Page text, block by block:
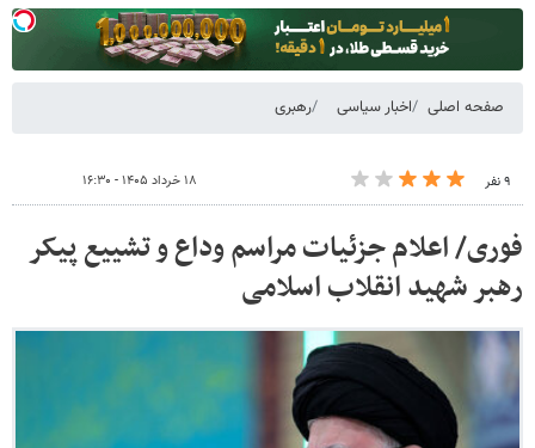
صفحه اصلی اخبار سیاسی رهبری
۹ نفر ۱۸ خرداد ۱۴۰۵ - ۱۶:۳۰
فوری/ اعلام جزئیات مراسم وداع و تشییع پیکر
رهبر شهید انقلاب اسلامی